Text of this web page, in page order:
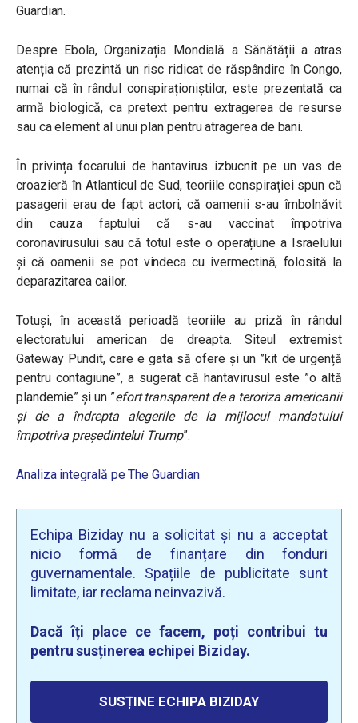
Guardian.
Despre Ebola, Organizația Mondială a Sănătății a atras
atenția că prezintă un risc ridicat de răspândire în Congo,
numai că în rândul conspiraționiștilor, este prezentată ca
armă biologică, ca pretext pentru extragerea de resurse
sau ca element al unui plan pentru atragerea de bani.
În privința focarului de hantavirus izbucnit pe un vas de
croazieră în Atlanticul de Sud, teoriile conspirației spun că
pasagerii erau de fapt actori, că oamenii s-au îmbolnăvit
din cauza faptului că s-au vaccinat împotriva
coronavirusului sau că totul este o operațiune a Israelului
și că oamenii se pot vindeca cu ivermectină, folosită la
deparazitarea cailor.
Totuși, în această perioadă teoriile au priză în rândul
electoratului american de dreapta. Siteul extremist
Gateway Pundit, care e gata să ofere și un ”kit de urgență
pentru contagiune”, a sugerat că hantavirusul este ”o altă
plandemie” și un ”efort transparent de a teroriza americanii
și de a îndrepta alegerile de la mijlocul mandatului
împotriva președintelui Trump”.
Analiza integrală pe The Guardian
Echipa Biziday nu a solicitat și nu a acceptat
nicio formă de finanțare din fonduri
guvernamentale. Spațiile de publicitate sunt
limitate, iar reclama neinvazivă.
Dacă îți place ce facem, poți contribui tu
pentru susținerea echipei Biziday.
SUSȚINE ECHIPA BIZIDAY